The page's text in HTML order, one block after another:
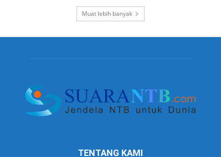
Muat lebih banyak
TENTANG KAMI